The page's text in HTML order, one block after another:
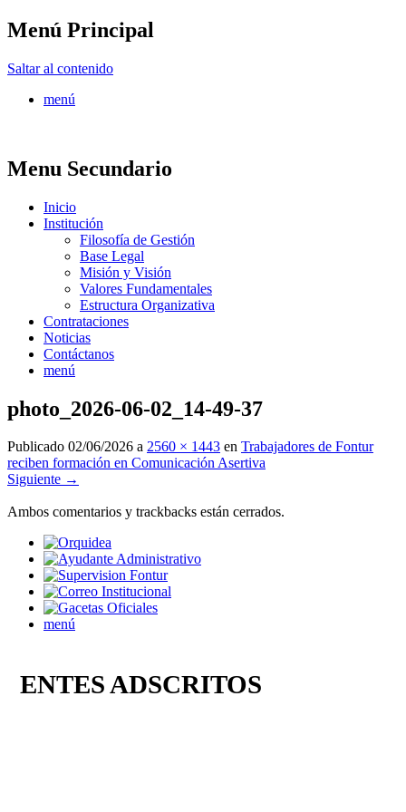
Menú Principal
Saltar al contenido
menú
Menu Secundario
Inicio
Institución
Filosofía de Gestión
Base Legal
Misión y Visión
Valores Fundamentales
Estructura Organizativa
Contrataciones
Noticias
Contáctanos
menú
photo_2026-06-02_14-49-37
Publicado 02/06/2026 a 2560 × 1443 en Trabajadores de Fontur
reciben formación en Comunicación Asertiva
Siguiente →
Ambos comentarios y trackbacks están cerrados.
menú
ENTES ADSCRITOS